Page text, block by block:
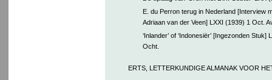
E. du Perron terug in Nederland [Interview
Adriaan van der Veen] LXXI (1939) 1 Oct.
‘Inlander’ of ‘Indonesiër’ [Ingezonden Stuk]
Ocht.
ERTS, LETTERKUNDIGE ALMANAK VOOR